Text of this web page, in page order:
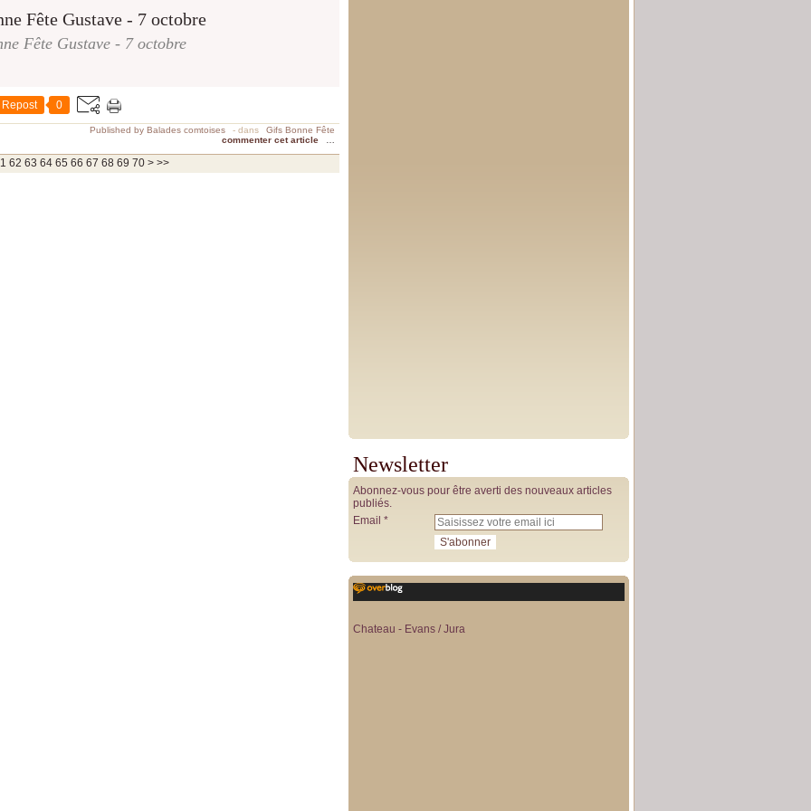
Fête Gustave - 7 octobre
Repost 0
Published by Balades comtoises - dans
Gifs Bonne Fête
commenter cet article
62 63 64 65 66 67 68 69 70 80
90
100
> >>
Newsletter
Abonnez-vous pour être averti des nouveaux articles
publiés.
Email
Chateau - Evans / Jura